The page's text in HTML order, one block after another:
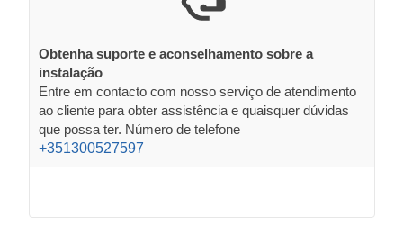
Obtenha suporte e aconselhamento sobre a
instalação
Entre em contacto com nosso serviço de atendimento
ao cliente para obter assistência e quaisquer dúvidas
que possa ter. Número de telefone
+351300527597